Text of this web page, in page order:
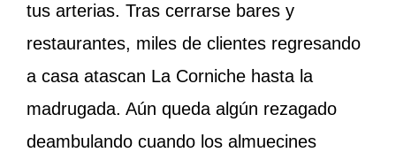
tus arterias. Tras cerrarse bares y
restaurantes, miles de clientes regresando
a casa atascan La Corniche hasta la
madrugada. Aún queda algún rezagado
deambulando cuando los almuecines